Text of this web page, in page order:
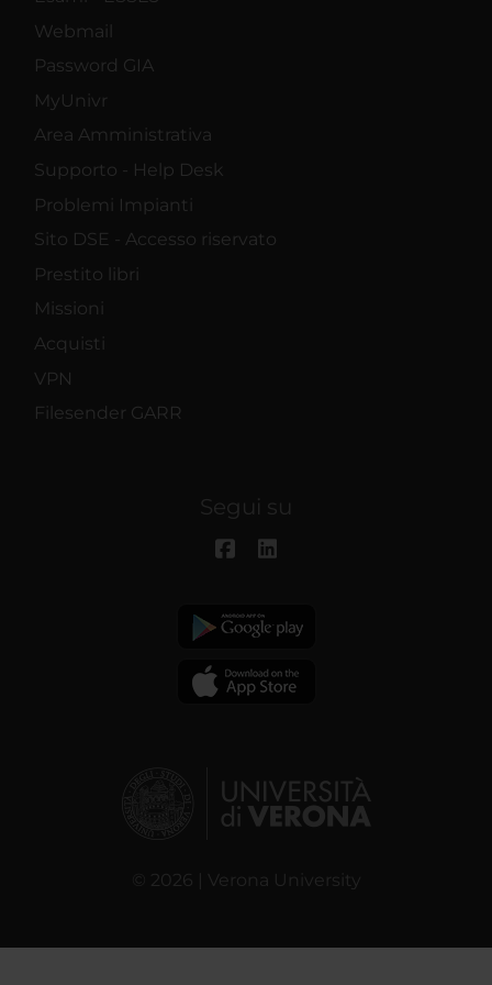
Webmail
Password GIA
MyUnivr
Area Amministrativa
Supporto - Help Desk
Problemi Impianti
Sito DSE - Accesso riservato
Prestito libri
Missioni
Acquisti
VPN
Filesender GARR
Segui su
© 2026 | Verona University